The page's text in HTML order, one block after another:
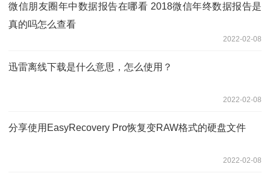
微信朋友圈年中数据报告在哪看 2018微信年终数据报告是
真的吗怎么查看
2022-02-08
迅雷离线下载是什么意思，怎么使用？
2022-02-08
分享使用EasyRecovery Pro恢复变RAW格式的硬盘文件
2022-02-08